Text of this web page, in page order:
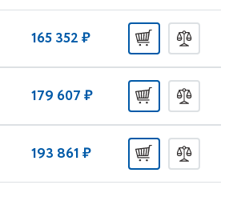
165 352 ₽
179 607 ₽
193 861 ₽